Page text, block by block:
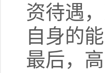
资待遇
自身的
最后，